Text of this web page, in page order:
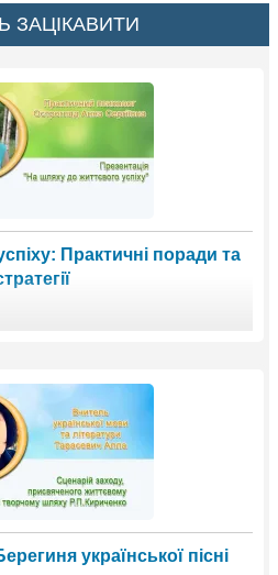
ЗАЦІКАВИТИ
Практичні поради та
української пісні